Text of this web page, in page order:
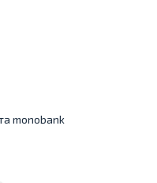
monobank